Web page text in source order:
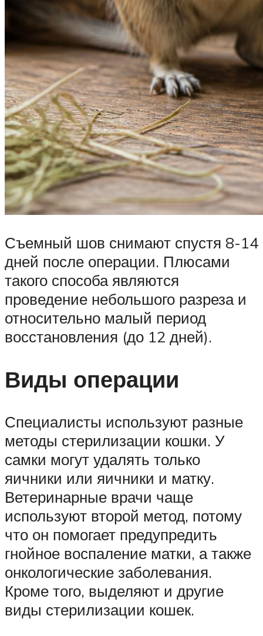
Съемный шов снимают спустя 8-14
дней после операции. Плюсами
такого способа являются
проведение небольшого разреза и
относительно малый период
восстановления (до 12 дней).
Виды операции
Специалисты используют разные
методы стерилизации кошки. У
самки могут удалять только
яичники или яичники и матку.
Ветеринарные врачи чаще
используют второй метод, потому
что он помогает предупредить
гнойное воспаление матки, а также
онкологические заболевания.
Кроме того, выделяют и другие
виды стерилизации кошек.